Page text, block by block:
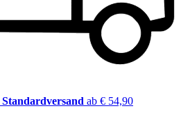
ab € 54,90